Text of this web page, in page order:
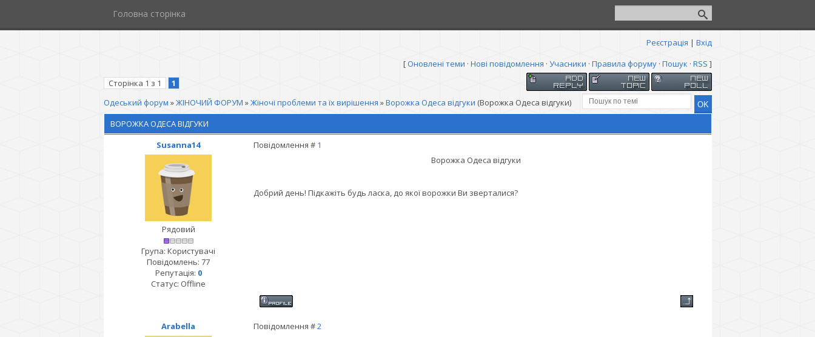
Головна сторінка
Реєстрація | Вхід
[Оновлені теми · Нові повідомлення · Учасники · Правила форуму· Пошук · RSS ]
Сторінка 1 з 1
1
Одеський форум »ЖІНОЧИЙ ФОРУМ »Жіночі проблеми та їх вирішення »Ворожка Одеса відгуки (Ворожка Одеса відгуки)
ВОРОЖКА ОДЕСА ВІДГУКИ
Susanna14
Повідомлення # 1
Рядовий
Група: Користувачі
Повідомлень: 77
Репутація: 0
Статус: Offline
Ворожка Одеса відгуки
Добрий день! Підкажіть будь ласка, до якої ворожки Ви зверталися?
Arabella Повідомлення #2